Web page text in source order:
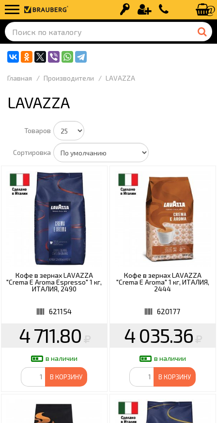
Вход Регистрация+7 (499) 110-
Главная Производители LAVAZZA
LAVAZZA
Товаров
Сортировка
Кофе в зернах LAVAZZA
"Crema E Aroma Espresso" 1 кг,
ИТАЛИЯ, 2490
621154
4 711.80
в наличии
В КОРЗИНУ
Кофе в зернах LAVAZZA
"Crema E Aroma" 1 кг, ИТАЛИЯ,
2444
620177
4 035.36
в наличии
В КОРЗИНУ